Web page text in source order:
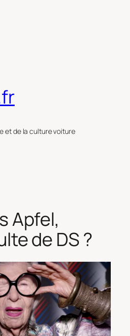
et de la culture voiture
Apfel,
de DS ?